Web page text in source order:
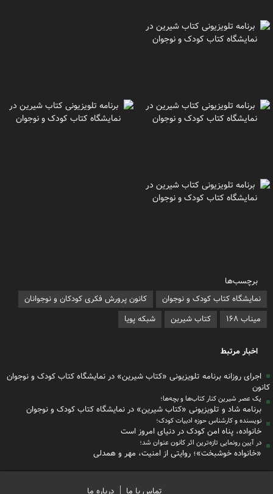
برچسب‌ها
نمایشگاه کتاب کودک و نوجوان
کانون پرورش فکری کودکان و نوجوانان
میناب ۱۶۸
کتاب شیرین شبکه پویا
اخبار مرتبط
اجرای روزانه برنامه تلویزیونی «کتاب شیرین» در نمایشگاه کتاب کودک و نوجوان
کانون
یک عصر شیرین کنار کتاب‌ها و بچه‌ها؛
برنامه شاد و تلویزیونی «کتاب شیرین» در نمایشگاه کتاب کودک و نوجوان
نویسنده و کارشناس حوزه ادبیات کودک؛
خانواده، پناه امن کودک در دنیای امروز است
در آیین رونمایی تازه‌ترین اثر کانون عنوان شد؛
«خانواده‌ خوشبخت»؛ روایتی از امنیت، مهر و همدلی
تماس با ما درباره ما